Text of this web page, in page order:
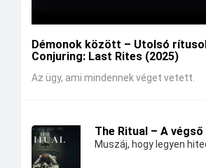
Démonok között – Utolsó
Conjuring: Last Rites (2025)
Az ügy, ami mindennek véget vetett.
The Ritual – A
Muszáj, hogy legyen